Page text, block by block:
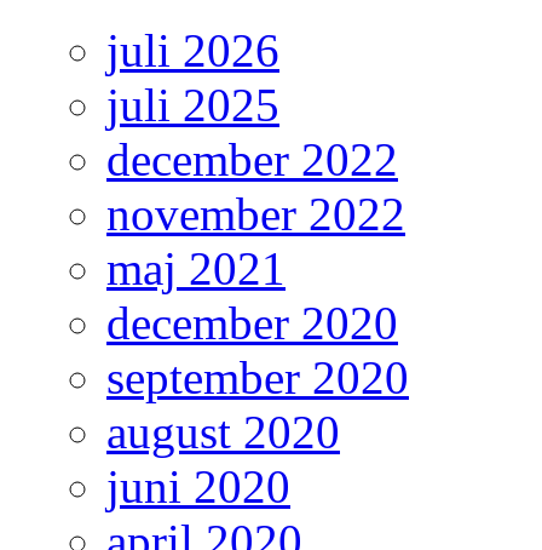
juli 2026
juli 2025
december 2022
november 2022
maj 2021
december 2020
september 2020
august 2020
juni 2020